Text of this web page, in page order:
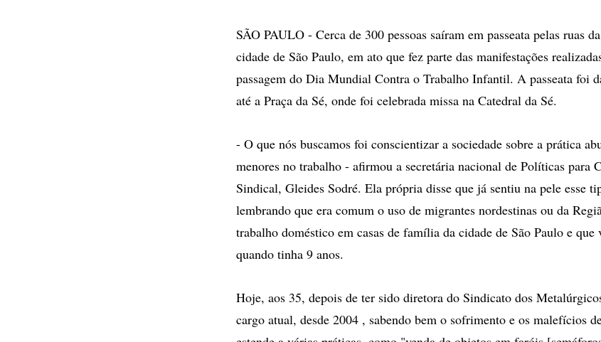
SÃO PAULO - Cerca de 300 pessoas saíram em passeata pelas ruas
cidade de São Paulo, em ato que fez parte das manifestações
passagem do Dia Mundial Contra o Trabalho Infantil. A passeata foi
até a Praça da Sé, onde foi celebrada missa na Catedral da Sé.
- O que nós buscamos foi conscientizar a sociedade sobre a prática
menores no trabalho - afirmou a secretária nacional de Políticas para
Sindical, Gleides Sodré. Ela própria disse que já sentiu na pele esse
lembrando que era comum o uso de migrantes nordestinas ou da
trabalho doméstico em casas de família da cidade de São Paulo e que
quando tinha 9 anos.
Hoje, aos 35, depois de ter sido diretora do Sindicato dos
cargo atual, desde 2004 , sabendo bem o sofrimento e os malefícios